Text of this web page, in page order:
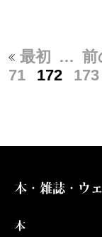
最初 … 前
71
172 173
本・雑誌・ウ
本